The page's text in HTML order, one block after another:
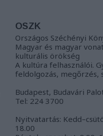
OSZK
Országos Széchényi
Magyar és magyar
kulturális örökség
A kultúra felhasználói.
feldolgozás, megőrzés,
Budapest, Budavári
Tel: 224 3700
Nyitvatartás:
18.00